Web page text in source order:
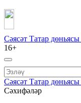
Сәясәт Татар дөньясы
16+
Сәясәт Татар дөньясы
Сәхифәләр